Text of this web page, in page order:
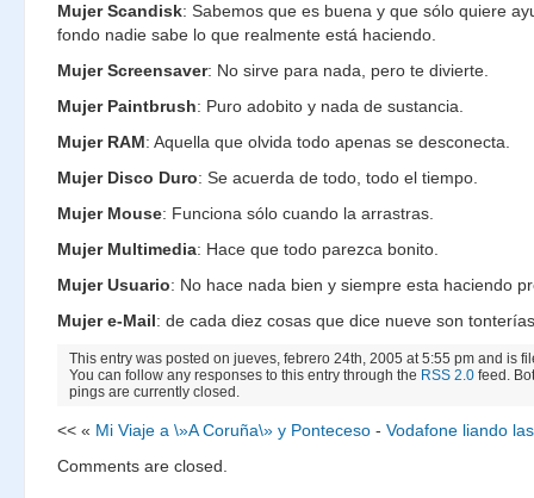
Mujer Scandisk: Sabemos que es buena y que sólo quiere
fondo nadie sabe lo que realmente está haciendo.
Mujer Screensaver: No sirve para nada, pero te divierte.
Mujer Paintbrush: Puro adobito y nada de sustancia.
Mujer RAM: Aquella que olvida todo apenas se desconecta.
Mujer Disco Duro: Se acuerda de todo, todo el tiempo.
Mujer Mouse: Funciona sólo cuando la arrastras.
Mujer Multimedia: Hace que todo parezca bonito.
Mujer Usuario: No hace nada bien y siempre esta haciendo
Mujer e-Mail: de cada diez cosas que dice nueve son
This entry was posted on jueves, febrero 24th, 2005 at 5:55 pm and is
You can follow any responses to this entry through the RSS 2.0 feed.
pings are currently closed.
<< « Mi Viaje a \»A Coruña\» y Ponteceso - Vodafone liando
Comments are closed.